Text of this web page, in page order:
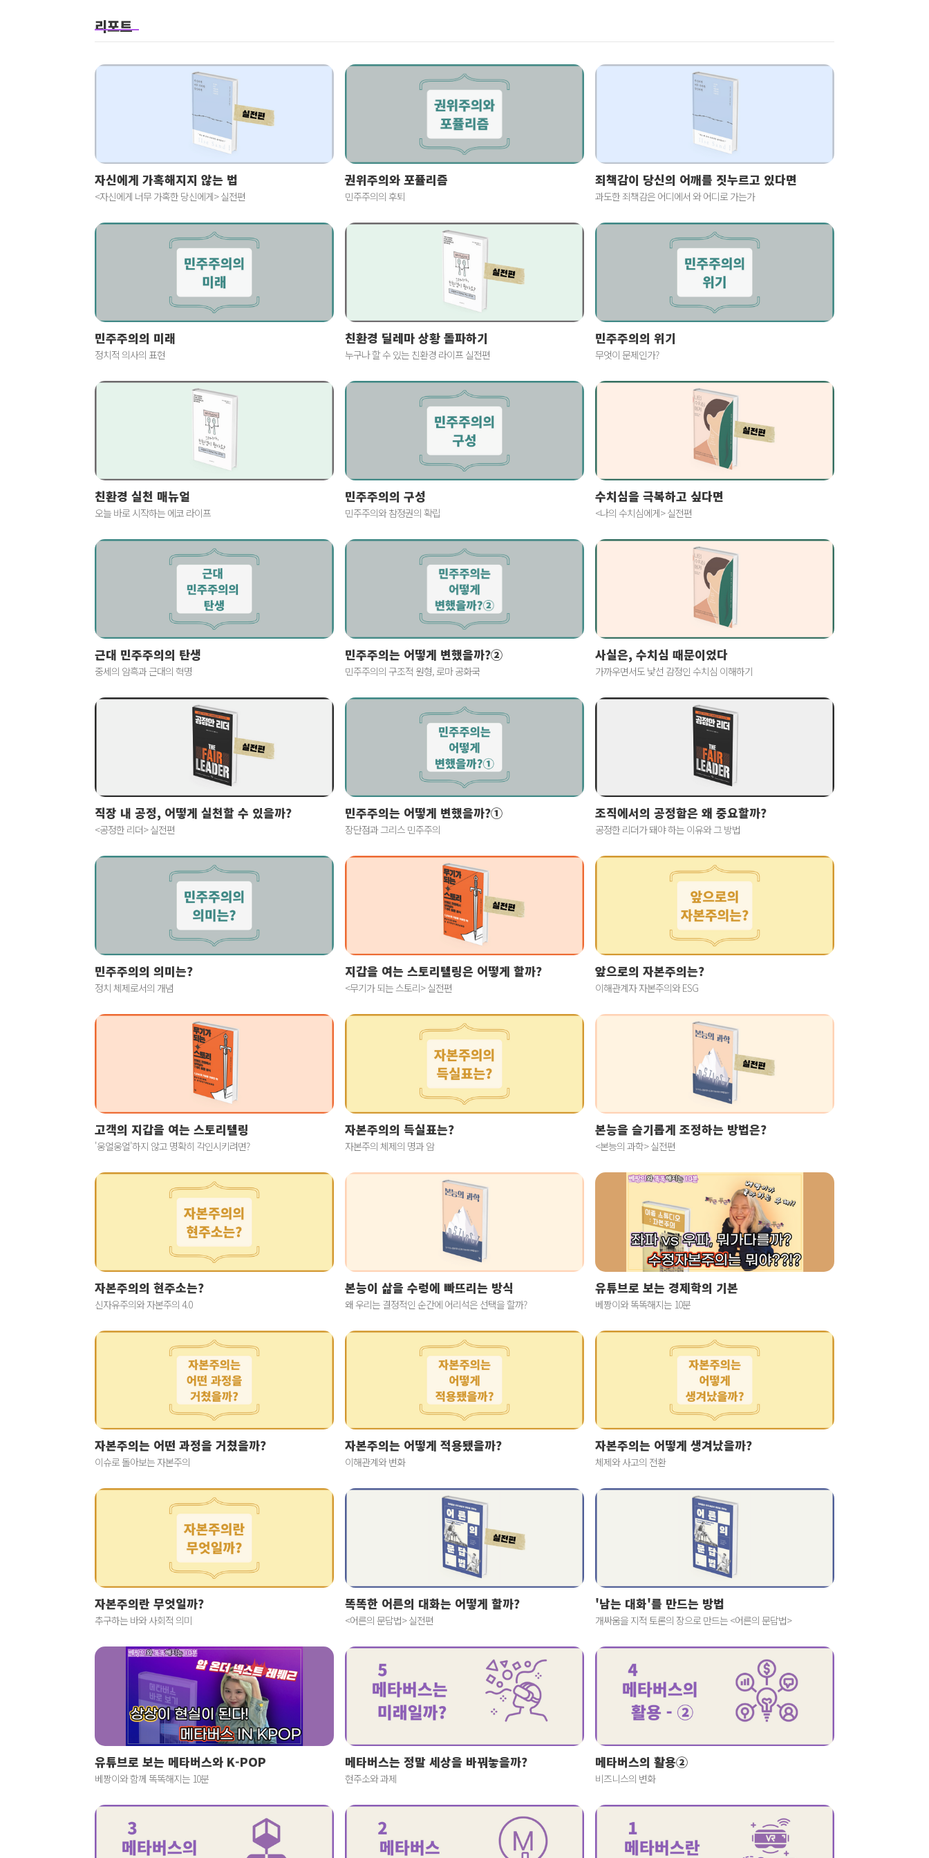
리포트
자신에게 가혹해지지 않는 법
<자신에게 너무 가혹한 당신에게> 실전편
권위주의와 포퓰리즘
민주주의의 후퇴
죄책감이 당신의 어깨를 짓누르고 있다면
과도한 죄책감은 어디에서 와 어디로 가는가
민주주의의 미래
정치적 의사의 표현
친환경 딜레마 상황 돌파하기
누구나 할 수 있는 친환경 라이프 실전편
민주주의의 위기
무엇이 문제인가?
친환경 실천 매뉴얼
오늘 바로 시작하는 에코 라이프
민주주의의 구성
민주주의와 참정권의 확립
수치심을 극복하고 싶다면
<나의 수치심에게> 실전편
근대 민주주의의 탄생
중세의 암흑과 근대의 혁명
민주주의는 어떻게 변했을까?②
민주주의의 구조적 원형, 로마 공화국
사실은, 수치심 때문이었다
가까우면서도 낯선 감정인 수치심 이해하기
직장 내 공정, 어떻게 실천할 수 있을까?
<공정한 리더> 실전편
민주주의는 어떻게 변했을까?①
장단점과 그리스 민주주의
조직에서의 공정함은 왜 중요할까?
공정한 리더가 돼야 하는 이유와 그 방법
민주주의의 의미는?
정치 체제로서의 개념
지갑을 여는 스토리텔링은 어떻게 할까?
<무기가 되는 스토리> 실전편
앞으로의 자본주의는?
이해관계자 자본주의와 ESG
고객의 지갑을 여는 스토리텔링
'웅얼웅얼'하지 않고 명확히 각인시키려면?
자본주의의 득실표는?
자본주의 체제의 명과 암
본능을 슬기롭게 조정하는 방법은?
<본능의 과학> 실전편
자본주의의 현주소는?
신자유주의와 자본주의 4.0
본능이 삶을 수렁에 빠뜨리는 방식
왜 우리는 결정적인 순간에 어리석은 선택을 할까?
유튜브로 보는 경제학의 기본
베짱이와 똑똑해지는 10분
자본주의는 어떤 과정을 거쳤을까?
이슈로 돌아보는 자본주의
자본주의는 어떻게 적용됐을까?
이해관계와 변화
자본주의는 어떻게 생겨났을까?
체제와 사고의 전환
자본주의란 무엇일까?
추구하는 바와 사회적 의미
똑똑한 어른의 대화는 어떻게 할까?
<어른의 문답법> 실전편
'남는 대화'를 만드는 방법
개싸움을 지적 토론의 장으로 만드는 <어른의 문답법>
유튜브로 보는 메타버스와 K-POP
베짱이와 함께 똑똑해지는 10분
메타버스는 정말 세상을 바꿔놓을까?
현주소와 과제
메타버스의 활용②
비즈니스의 변화